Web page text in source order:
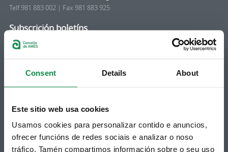
Consent Details About
Este sitio web usa cookies
Usamos cookies para personalizar contido e anuncios,
ofrecer funcións de redes sociais e analizar o noso
tráfico. Tamén compartimos información sobre o seu uso
Telf 981 883 002 | Fax 981 883 925
Subscrición boletíns
Podes recibir a información publicada na web
Ligazón.